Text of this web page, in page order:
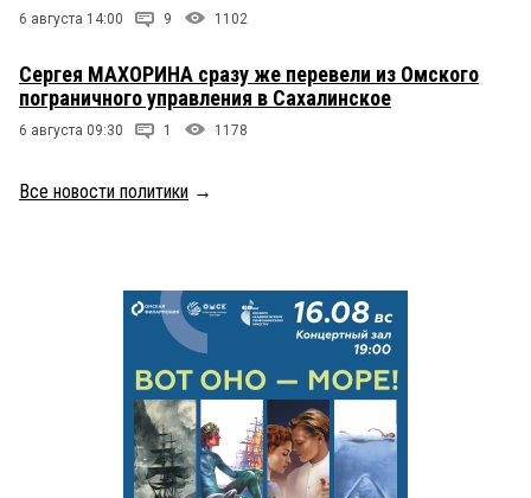
6 августа 14:00 9 1102
Сергея МАХОРИНА сразу же перевели из Омского
пограничного управления в Сахалинское
6 августа 09:30 1 1178
Все новости политики →